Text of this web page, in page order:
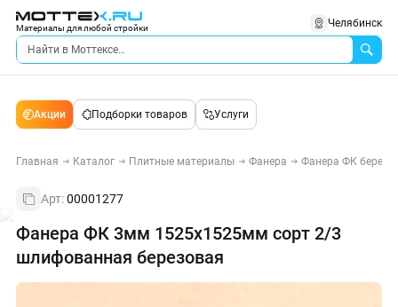
Материалы для любой стройки Челябинск
Акции Подборки товаров Услуги
Главная Каталог Плитные материалы Фанера Фанера ФК
Арт:00001277
Фанера ФК 3мм 1525х1525мм сорт 2/3
шлифованная березовая